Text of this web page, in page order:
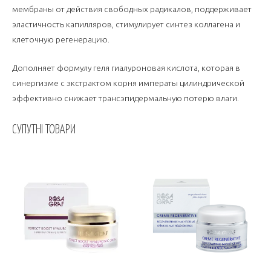
мембраны от действия свободных радикалов, поддерживает
эластичность капилляров, стимулирует синтез коллагена и
клеточную регенерацию.
Дополняет формулу геля гиалуроновая кислота, которая в
синергизме с экстрактом корня императы цилиндрической
эффективно снижает трансэпидермальную потерю влаги.
СУПУТНІ ТОВАРИ